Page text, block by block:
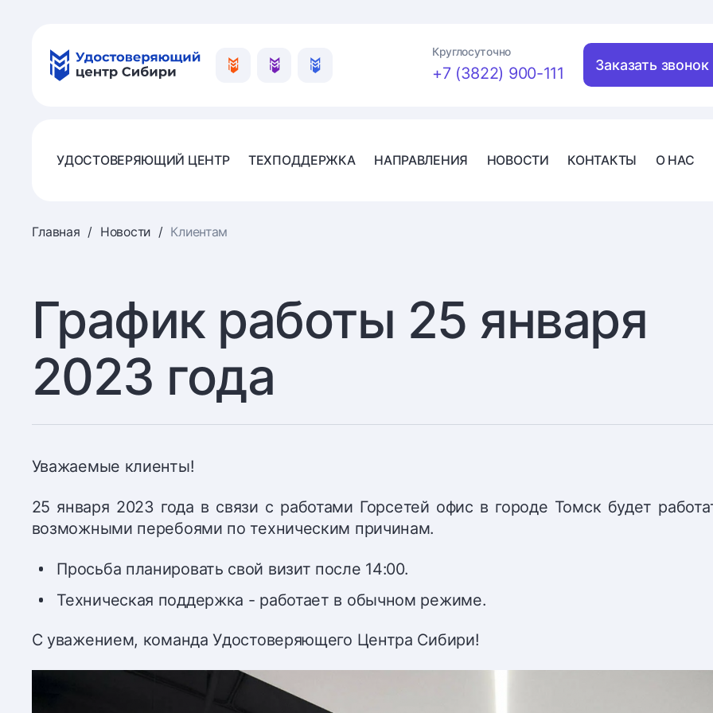
Круглосуточно
+7 (3822) 900-111 Заказать звонок
УДОСТОВЕРЯЮЩИЙ ЦЕНТР ТЕХПОДДЕРЖКА НАПРАВЛЕНИЯ НОВОСТИ КОНТАКТЫ О НАС
Главная Новости Клиентам
График работы 25 января
2023 года
Уважаемые клиенты!
25 января 2023 года в связи с работами Горсетей офис в городе Томск будет
возможными перебоями по техническим причинам.
Просьба планировать свой визит после 14:00.
Техническая поддержка - работает в обычном режиме.
С уважением, команда Удостоверяющего Центра Сибири!